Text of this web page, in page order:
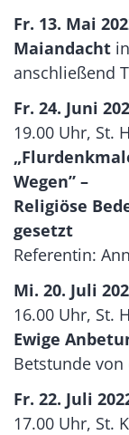
Fr. 13. Mai
Maiandacht
anschließend
Fr. 24. Juni
19.00 Uhr, St.
Wegen” –
Religiöse
gesetzt
Referentin:
Mi. 20. Juli
16.00 Uhr, St.
Ewige
Betstunde von
Fr. 22. Juli
17.00 Uhr, St.